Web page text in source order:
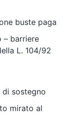
buste paga
– barriere
L. 104/92
di sostegno
mirato al